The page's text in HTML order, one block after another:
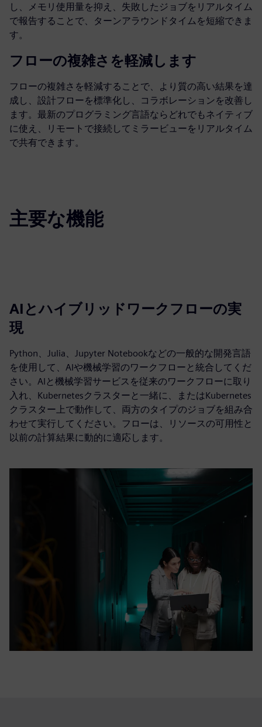
し、メモリ使用量を抑え、失敗したジョブをリアルタイム
で報告することで、ターンアラウンドタイムを短縮できま
す。
フローの複雑さを軽減します
フローの複雑さを軽減することで、より質の高い結果を達
成し、設計フローを標準化し、コラボレーションを改善し
ます。最新のプログラミング言語ならどれでもネイティブ
に使え、リモートで接続してミラービューをリアルタイム
で共有できます。
主要な機能
AIとハイブリッドワークフローの実
現
Python、Julia、Jupyter Notebookなどの一般的な開発言語
を使用して、AIや機械学習のワークフローと統合してくだ
さい。AIと機械学習サービスを従来のワークフローに取り
入れ、Kubernetesクラスターと一緒に、またはKubernetes
クラスター上で動作して、両方のタイプのジョブを組み合
わせて実行してください。フローは、リソースの可用性と
以前の計算結果に動的に適応します。